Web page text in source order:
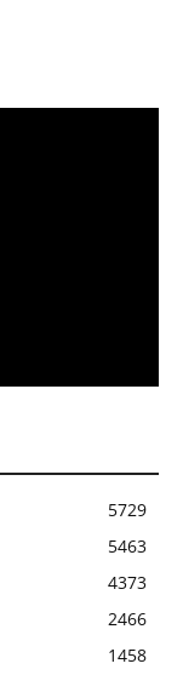
5729
5463
4373
2466
1458